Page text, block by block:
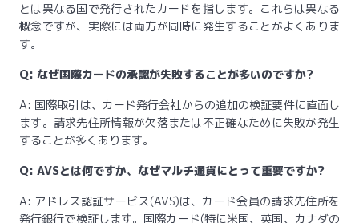
とは異なる国で発行されたカードを指します。これらは異なる
概念ですが、実際には両方が同時に発生することがよくありま
す。
Q: なぜ国際カードの承認が失敗することが多いのですか?
A: 国際取引は、カード発行会社からの追加の検証要件に直面し
ます。請求先住所情報が欠落または不正確なために失敗が発生
することが多くあります。
Q: AVSとは何ですか、なぜマルチ通貨にとって重要ですか?
A: アドレス認証サービス(AVS)は、カード会員の請求先住所を
発行銀行で検証します。国際カード(特に米国、英国、カナダの